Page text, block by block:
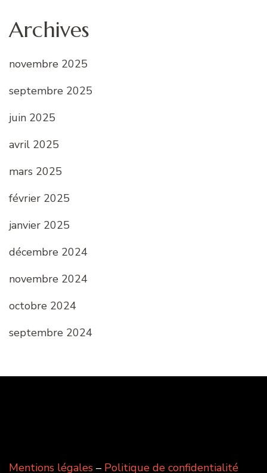
Archives
novembre 2025
septembre 2025
juin 2025
avril 2025
mars 2025
février 2025
janvier 2025
décembre 2024
novembre 2024
octobre 2024
septembre 2024
Mentions légales – Politique de confidentialité